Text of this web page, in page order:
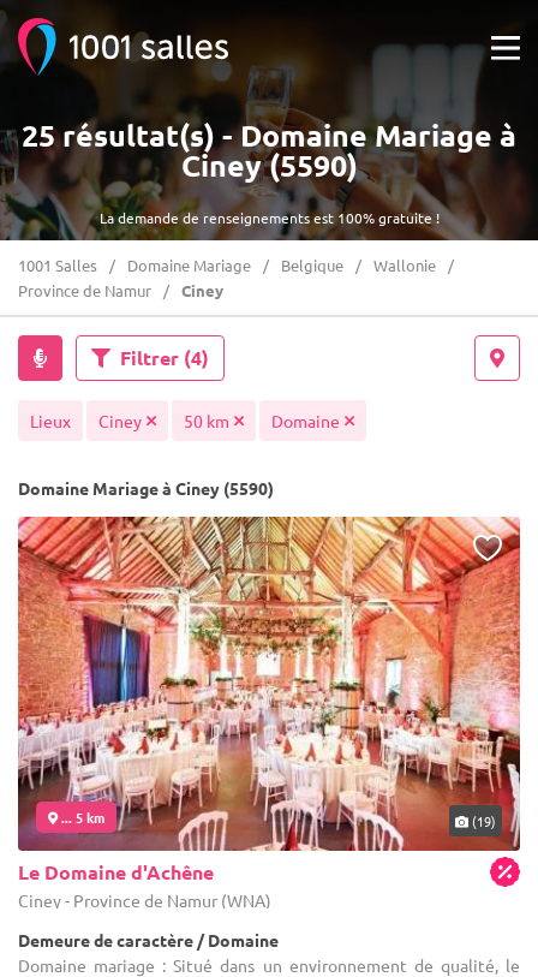
La demande de renseignements est 100% gratuite !
25 résultat(s) - Domaine Mariage à
Ciney (5590)
1001 Salles Domaine Mariage Belgique
Wallonie
Province de Namur
Ciney
Filtrer (4)
Lieux Ciney 50 km Domaine
Domaine Mariage à Ciney (5590)
... 5 km (19)
Le Domaine d'Achêne
Ciney - Province de Namur (WNA)
Demeure de caractère / Domaine
Domaine mariage : Situé dans un environnement de qualité, le